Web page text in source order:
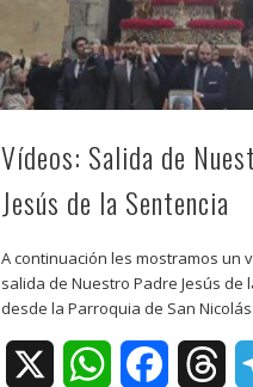
Vídeos: Salida de
Jesús de la Sentencia
A continuación les mostramos un
salida de Nuestro Padre Jesús de
desde la Parroquia de San
WhatsAppFacebook